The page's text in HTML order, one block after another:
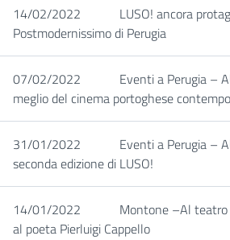
14/02/2022
LUSO! ancora
Postmodernissimo di Perugia
07/02/2022
Eventi a Perugia –
meglio del cinema portoghese
31/01/2022
Eventi a Perugia –
seconda edizione di LUSO!
14/01/2022
Montone –Al teatro
al poeta Pierluigi Cappello